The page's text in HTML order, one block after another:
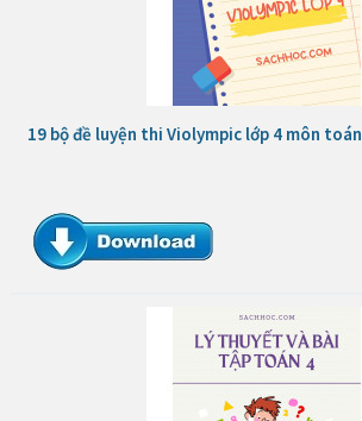
19 bộ đề luyện thi Violympic lớp 4 môn toán